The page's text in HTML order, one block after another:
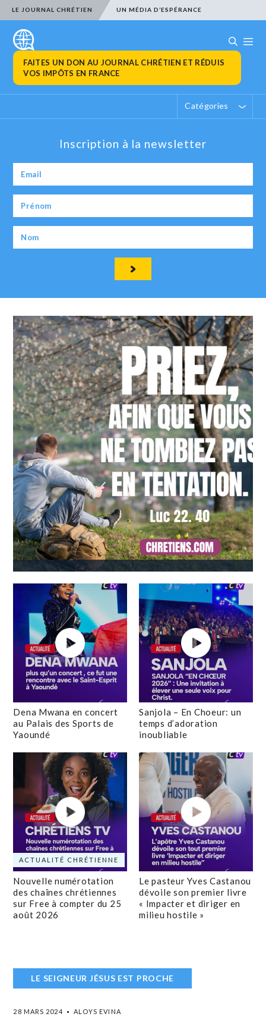
LE JOURNAL CHRÉTIEN UN MÉDIA D’ESPÉRANCE
FAITES UN DON AU JOURNAL CHRÉTIEN ET RÉDUIS
VOS IMPÔTS EN FRANCE
Catégories
Inscription à la newsletter
Dena Mwana en concert
au Palais des Sports de
Yaoundé
Sanjola – En Choeur: un
temps d’adoration
inoubliable
ACTUALITÉ CHRÉTIENNE
Nouvelle numérotation
des chaînes chrétiennes
sur Free à compter du 25
août 2026
Le pasteur Yves Castanou
dévoile son premier livre
« Impacter et diriger en
milieu hostile »
LE SEIGNEUR JÉSUS EST PROCHE
28 MARS 2024 ALOYS EVINA